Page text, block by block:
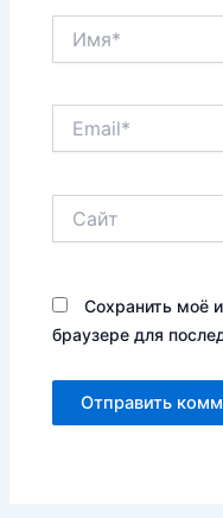
Сохранить моё
браузере для